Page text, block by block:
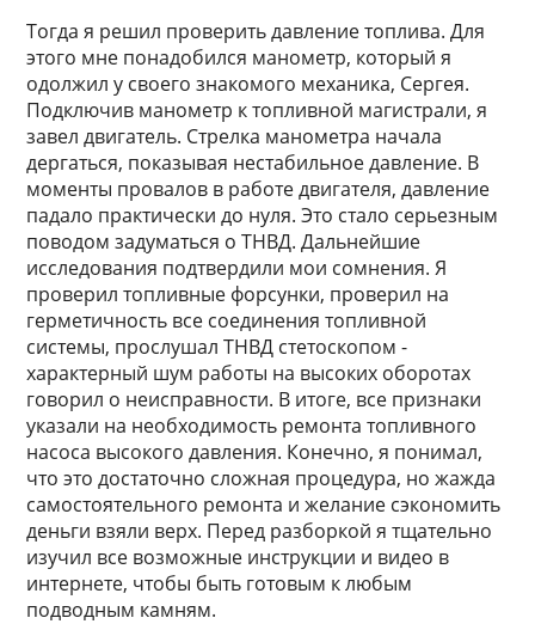
Тогда я решил проверить давление топлива. Для
этого мне понадобился манометр, который я
одолжил у своего знакомого механика, Сергея.
Подключив манометр к топливной магистрали, я
завел двигатель. Стрелка манометра начала
дергаться, показывая нестабильное давление. В
моменты провалов в работе двигателя, давление
падало практически до нуля. Это стало серьезным
поводом задуматься о ТНВД. Дальнейшие
исследования подтвердили мои сомнения. Я
проверил топливные форсунки, проверил на
герметичность все соединения топливной
системы, прослушал ТНВД стетоскопом -
характерный шум работы на высоких оборотах
говорил о неисправности. В итоге, все признаки
указали на необходимость ремонта топливного
насоса высокого давления. Конечно, я понимал,
что это достаточно сложная процедура, но жажда
самостоятельного ремонта и желание сэкономить
деньги взяли верх. Перед разборкой я тщательно
изучил все возможные инструкции и видео в
интернете, чтобы быть готовым к любым
подводным камням.